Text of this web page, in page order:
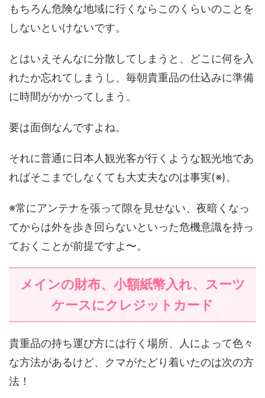
もちろん危険な地域に行くならこのくらいのことを
しないといけないです。
とはいえそんなに分散してしまうと、どこに何を入
れたか忘れてしまうし、毎朝貴重品の仕込みに準備
に時間がかかってしまう。
要は面倒なんですよね。
それに普通に日本人観光客が行くような観光地であ
ればそこまでしなくても大丈夫なのは事実(※)。
※常にアンテナを張って隙を見せない、夜暗くなっ
てからは外を歩き回らないといった危機意識を持っ
ておくことが前提ですよ〜。
メインの財布、小額紙幣入れ、スーツ
ケースにクレジットカード
貴重品の持ち運び方には行く場所、人によって色々
な方法があるけど、クマがたどり着いたのは次の方
法！